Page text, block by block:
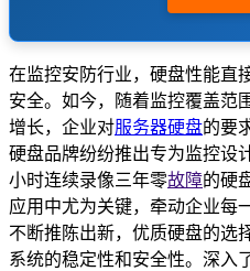
在监控安防行业，硬盘性能直
安全。如今，随着监控覆盖范
增长，企业对服务器硬盘的要
硬盘品牌纷纷推出专为监控设
小时连续录像三年零故障的硬
应用中尤为关键，牵动企业每
不断推陈出新，优质硬盘的选
系统的稳定性和安全性。深入